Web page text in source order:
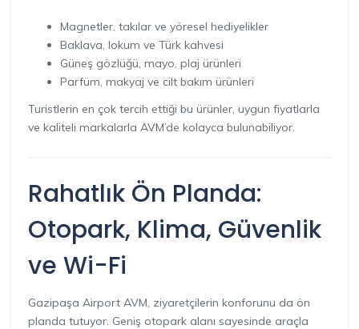
Magnetler, takılar ve yöresel hediyelikler
Baklava, lokum ve Türk kahvesi
Güneş gözlüğü, mayo, plaj ürünleri
Parfüm, makyaj ve cilt bakım ürünleri
Turistlerin en çok tercih ettiği bu ürünler, uygun fiyatlarla
ve kaliteli markalarla AVM’de kolayca bulunabiliyor.
Rahatlık Ön Planda:
Otopark, Klima, Güvenlik
ve Wi-Fi
Gazipaşa Airport AVM, ziyaretçilerin konforunu da ön
planda tutuyor. Geniş otopark alanı sayesinde araçla